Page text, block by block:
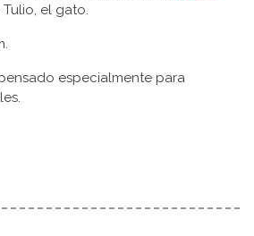
Tulio, el gato.
especialmente para